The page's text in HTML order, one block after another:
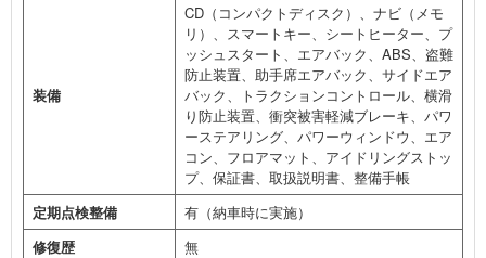
装備
CD（コンパクトディスク）、ナビ（メモ
リ）、スマートキー、シートヒーター、プ
ッシュスタート、エアバック、ABS、盗難
防止装置、助手席エアバック、サイドエア
バック、トラクションコントロール、横滑
り防止装置、衝突被害軽減ブレーキ、パワ
ーステアリング、パワーウィンドウ、エア
コン、フロアマット、アイドリングストッ
プ、保証書、取扱説明書、整備手帳
定期点検整備
有（納車時に実施）
修復歴
無